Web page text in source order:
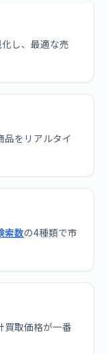
し、最適な売
品をリアルタイ
索数の4種類で市
買取価格が一番